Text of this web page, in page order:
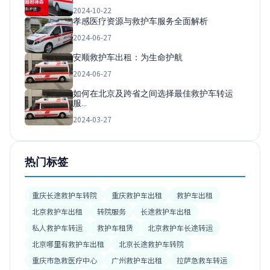
2024-10-22
孝感医疗资源与救护车服务全面解析
2024-06-27
安顺救护车出租：为生命护航
2024-06-27
如何在北京及跨省之间选择最佳救护车转运
服…
2024-03-27
热门标签
重庆长途救护车转院 重庆救护车出租
救护车出租
北京救护车出租
转院服务
长途救护车出租
私人救护车转运
救护车租赁
北京救护车长途转运
北京哪里有救护车出租
北京长途救护车转院
重庆市急救医疗中心
广州救护车出租
拉萨急救车转运